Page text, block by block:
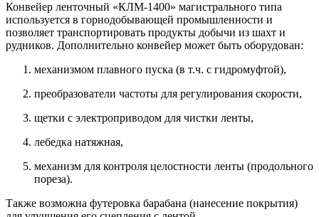
Конвейер ленточный «КЛМ-1400» магистрального типа
используется в горнодобывающей промышленности и
позволяет транспортировать продукты добычи из шахт и
рудников. Дополнительно конвейер может быть оборудован:
механизмом плавного пуска (в т.ч. с гидромуфтой),
преобразователи частоты для регулирования скорости,
щетки с электроприводом для чистки ленты,
лебедка натяжная,
механизм для контроля целостности ленты (продольного
пореза).
Также возможна футеровка барабана (нанесение покрытия)